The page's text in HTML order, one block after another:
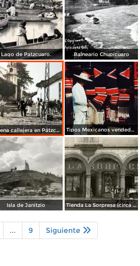
Lago de Patzcuaro. Balneario Chupícuaro
Escena callejera en Pátzcuaro, Michoacán. Tipos Mexicanos vendedor de Zarapes Pátzcuaro, Michoacán 1954.
Isla de Janitzio Tienda La Sorpresa (circa 1908)
... 9 Siguiente